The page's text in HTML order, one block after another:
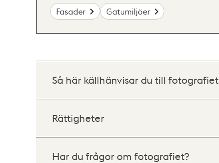
Fasader Gatumiljöer
Så här källhänvisar du till fotografiet
Rättigheter
Har du frågor om fotografiet?